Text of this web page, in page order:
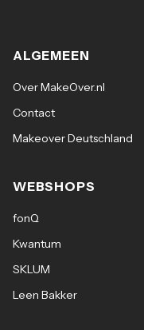
ALGEMEEN
Over MakeOver.nl
Contact
Makeover Deutschland
WEBSHOPS
fonQ
Kwantum
SKLUM
Leen Bakker